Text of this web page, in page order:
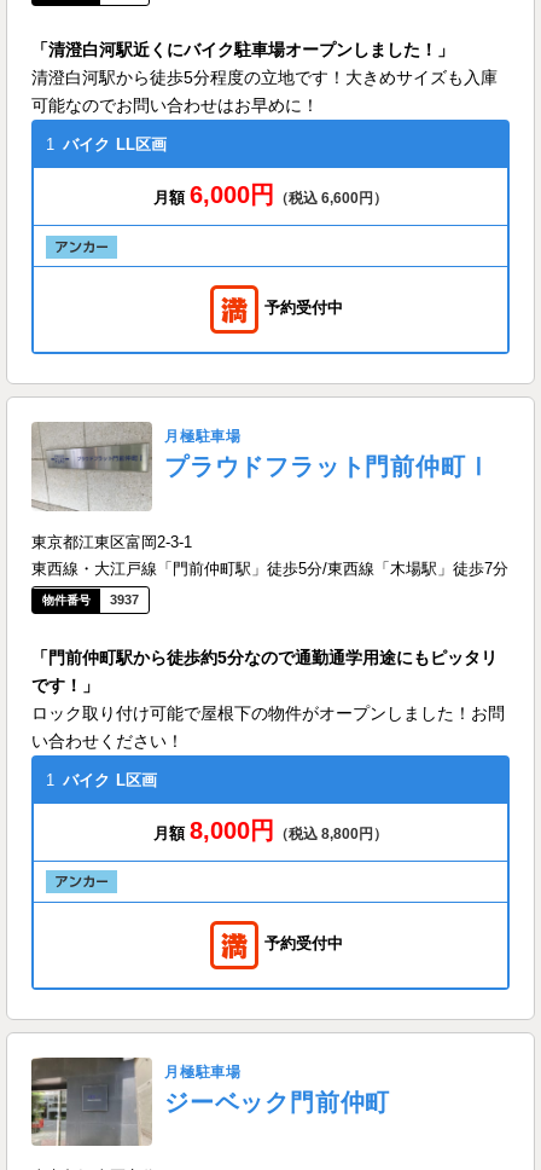
「清澄白河駅近くにバイク駐車場オープンしました！」
清澄白河駅から徒歩5分程度の立地です！大きめサイズも入庫
可能なのでお問い合わせはお早めに！
1 バイク LL区画
月額 6,000円 （税込 6,600円）
予約受付中
月極駐車場
プラウドフラット門前仲町Ⅰ
東京都江東区富岡2-3-1
東西線・大江戸線「門前仲町駅」徒歩5分/東西線「木場駅」徒歩7分
3937
「門前仲町駅から徒歩約5分なので通勤通学用途にもピッタリ
です！」
ロック取り付け可能で屋根下の物件がオープンしました！お問
い合わせください！
1 バイク L区画
月額 8,000円 （税込 8,800円）
予約受付中
月極駐車場
ジーベック門前仲町